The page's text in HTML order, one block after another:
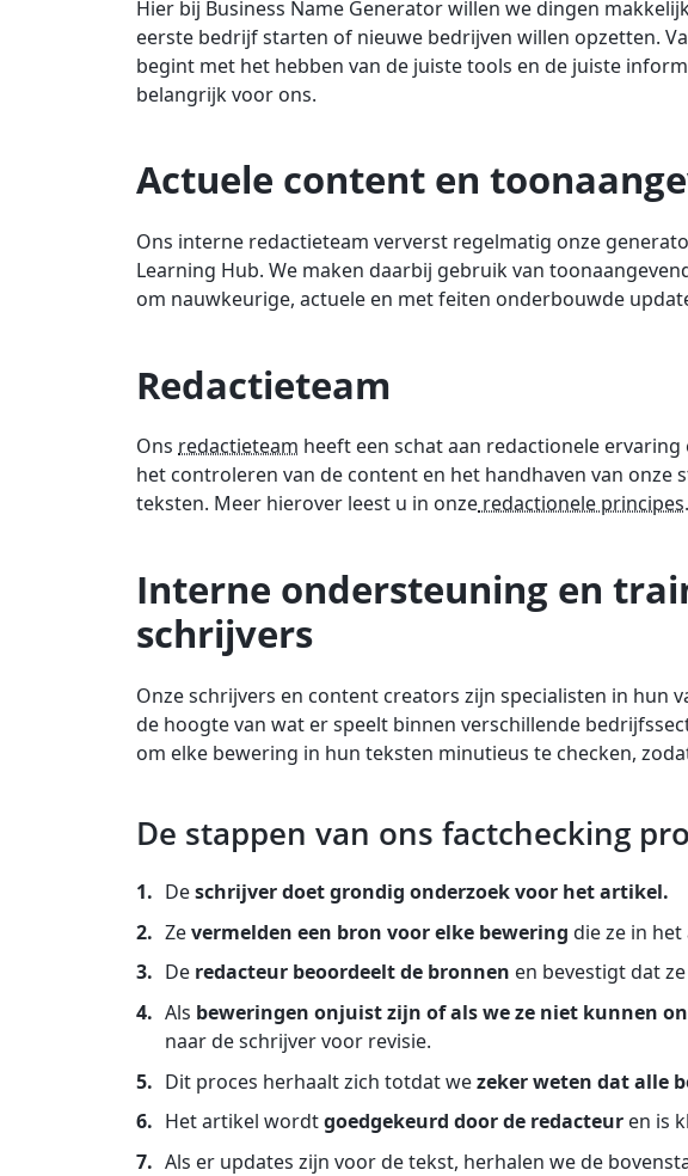
Hier bij Business Name Generator willen we dingen
eerste bedrijf starten of nieuwe bedrijven willen opzetten.
begint met het hebben van de juiste tools en de juiste
belangrijk voor ons.
Actuele content en
Ons interne redactieteam ververst regelmatig onze
Learning Hub. We maken daarbij gebruik van
om nauwkeurige, actuele en met feiten onderbouwde
Redactieteam
Ons redactieteam heeft een schat aan redactionele
het controleren van de content en het handhaven van onze
teksten. Meer hierover leest u in onzeredactionele principes.
Interne ondersteuning en
schrijvers
Onze schrijvers en content creators zijn specialisten in hun
de hoogte van wat er speelt binnen verschillende
om elke bewering in hun teksten minutieus te checken,
De stappen van ons factchecking
Deschrijver doet grondig onderzoek voor het artikel.
Zevermelden een bron voor elke bewering die ze in
De redacteur beoordeelt de bronnen en bevestigt dat
Als beweringen onjuist zijn of als we ze niet kunnen
naar de schrijver voor revisie.
Dit proces herhaalt zich totdat wezeker weten dat alle
Het artikel wordtgoedgekeurd door de redacteur en is
Als er updates zijn voor de tekst, herhalen we de